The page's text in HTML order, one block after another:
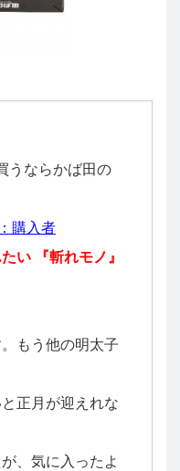
うならかば田の
購入者
い 『斬れモノ』
もう他の明太子
正月が迎えれな
、気に入ったよ